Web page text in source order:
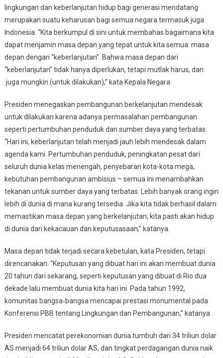
lingkungan dan keberlanjutan hidup bagi generasi mendatang
merupakan suatu keharusan bagi semua negara termasuk juga
Indonesia. “Kita berkumpul di sini untuk membahas bagaimana kita
dapat menjamin masa depan yang tepat untuk kita semua: masa
depan dengan “keberlanjutan”. Bahwa masa depan dari
“keberlanjutan” tidak hanya diperlukan, tetapi mutlak harus, dan
juga mungkin (untuk dilakukan),” kata Kepala Negara.
Presiden menegaskan pembangunan berkelanjutan mendesak
untuk dilakukan karena adanya permasalahan pembangunan
seperti pertumbuhan penduduk dan sumber daya yang terbatas.
“Hari ini, keberlanjutan telah menjadi jauh lebih mendesak dalam
agenda kami. Pertumbuhan penduduk, peningkatan pesat dari
seluruh dunia kelas menengah, penyebaran kota-kota mega,
kebutuhan pembangunan ambisius – semua ini menambahkan
tekanan untuk sumber daya yang terbatas. Lebih banyak orang ingin
lebih di dunia di mana kurang tersedia. Jika kita tidak berhasil dalam
memastikan masa depan yang berkelanjutan, kita pasti akan hidup
di dunia dari kekacauan dan keputusasaan,” katanya.
Masa depan tidak terjadi secara kebetulan, kata Presiden, tetapi
direncanakan. “Keputusan yang dibuat hari ini akan membuat dunia
20 tahun dari sekarang, seperti keputusan yang dibuat di Rio dua
dekade lalu membuat dunia kita hari ini. Pada tahun 1992,
komunitas bangsa-bangsa mencapai prestasi monumental pada
Konferensi PBB tentang Lingkungan dan Pembangunan,” katanya.
Presiden mencatat perekonomian dunia tumbuh dari 34 triliun dolar
AS menjadi 64 triliun dolar AS, dan tingkat perdagangan dunia naik